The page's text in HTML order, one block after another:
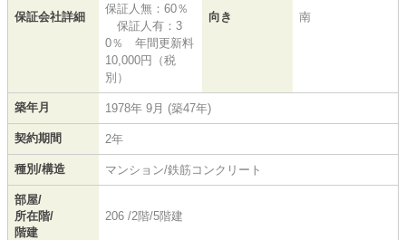
保証会社詳細
保証人無：60％
保証人有：3
0％ 年間更新料
10,000円（税
別）
向き 南
築年月 1978年 9月 (築47年)
契約期間 2年
種別/構造 マンション/鉄筋コンクリート
部屋/
所在階/
階建
206 /2階/5階建